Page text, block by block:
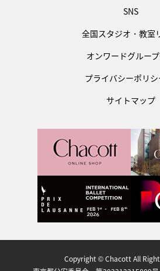
SNS
全国スタジオ・教室
オンワードグルー
プライバシーポリシ
サイトマップ
Copyright © Chacott All